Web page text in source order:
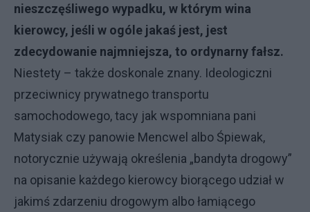
nieszczęśliwego wypadku, w którym wina
kierowcy, jeśli w ogóle jakaś jest, jest
zdecydowanie najmniejsza, to ordynarny fałsz.
Niestety – także doskonale znany. Ideologiczni
przeciwnicy prywatnego transportu
samochodowego, tacy jak wspomniana pani
Matysiak czy panowie Mencwel albo Śpiewak,
notorycznie używają określenia „bandyta drogowy”
na opisanie każdego kierowcy biorącego udział w
jakimś zdarzeniu drogowym albo łamiącego